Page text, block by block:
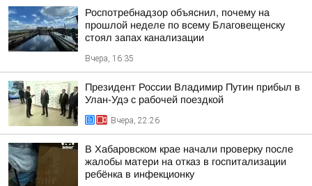
Роспотребнадзор объяснил, почему на
прошлой неделе по всему Благовещенску
стоял запах канализации
Вчера, 16:35
Президент России Владимир Путин прибыл в
Улан-Удэ с рабочей поездкой
Вчера, 22:26
В Хабаровском крае начали проверку после
жалобы матери на отказ в госпитализации
ребёнка в инфекционку